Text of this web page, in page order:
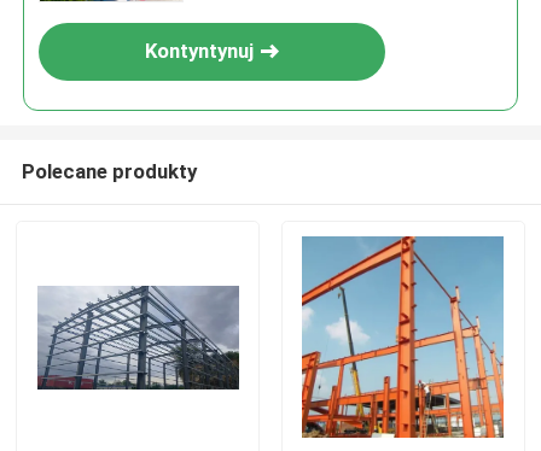
Kontyntynuj
Polecane produkty